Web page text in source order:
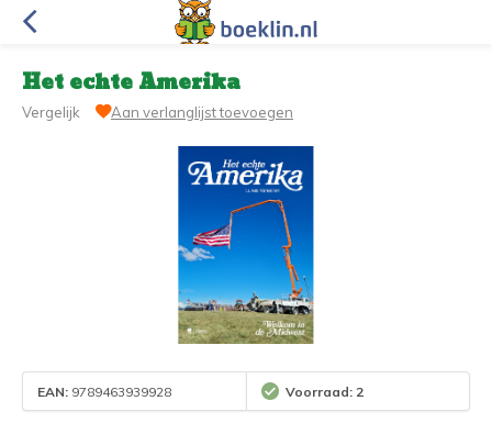
Het echte Amerika
Vergelijk Aan verlanglijst toevoegen
EAN: 9789463939928 Voorraad: 2